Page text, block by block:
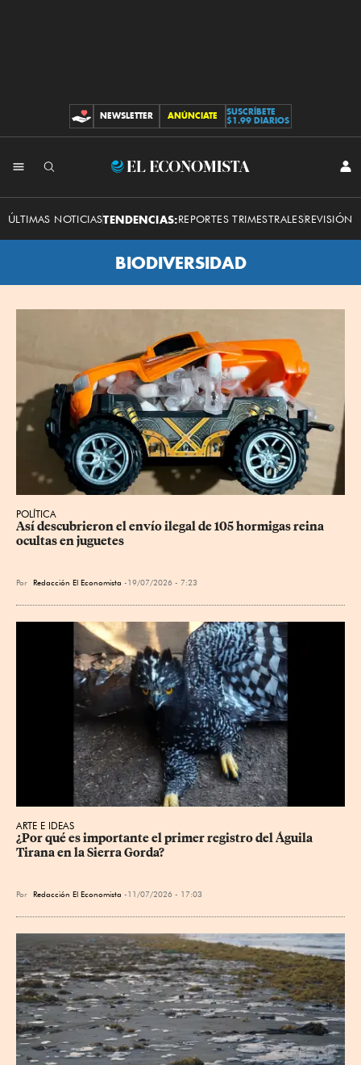
CONTRIBUCIONES
NEWSLETTER ANÚNCIATE
SUSCRÍBETE
$1.99 DIARIOS
El
Economista
ÚLTIMAS NOTICIASTENDENCIAS:REPORTES TRIMESTRALESREVISIÓN
BIODIVERSIDAD
POLÍTICA
Así descubrieron el envío ilegal de 105 hormigas reina
ocultas en juguetes
Por Redacción El Economista 19/07/2026 - 7:23
ARTE E IDEAS
¿Por qué es importante el primer registro del Águila
Tirana en la Sierra Gorda?
Por Redacción El Economista 11/07/2026 - 17:03